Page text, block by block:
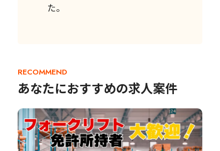
た。
RECOMMEND
あなたにおすすめの求人案件